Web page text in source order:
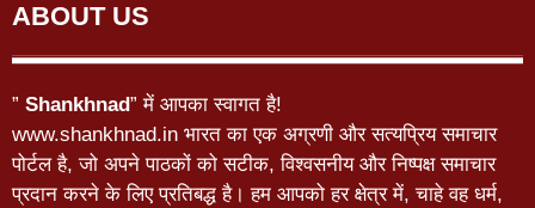
ABOUT US
” Shankhnad” में आपका स्वागत है!
www.shankhnad.in भारत का एक अग्रणी और सत्यप्रिय समाचार
पोर्टल है, जो अपने पाठकों को सटीक, विश्वसनीय और निष्पक्ष समाचार
प्रदान करने के लिए प्रतिबद्ध है। हम आपको हर क्षेत्र में, चाहे वह धर्म,